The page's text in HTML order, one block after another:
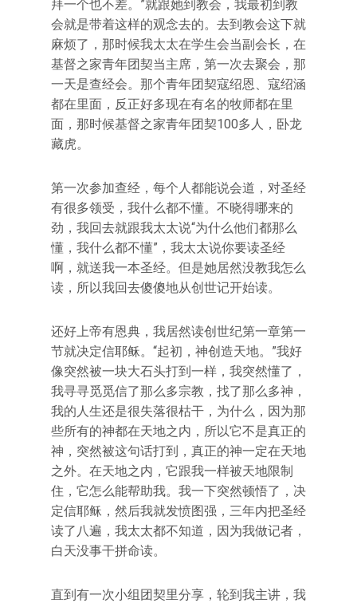
拜一个也不差。”就跟她到教会，我最初到教
会就是带着这样的观念去的。去到教会这下就
麻烦了，那时候我太太在学生会当副会长，在
基督之家青年团契当主席，第一次去聚会，那
一天是查经会。那个青年团契寇绍恩、寇绍涵
都在里面，反正好多现在有名的牧师都在里
面，那时候基督之家青年团契100多人，卧龙
藏虎。
第一次参加查经，每个人都能说会道，对圣经
有很多领受，我什么都不懂。不晓得哪来的
劲，我回去就跟我太太说“为什么他们都那么
懂，我什么都不懂”，我太太说你要读圣经
啊，就送我一本圣经。但是她居然没教我怎么
读，所以我回去傻傻地从创世记开始读。
还好上帝有恩典，我居然读创世纪第一章第一
节就决定信耶稣。“起初，神创造天地。”我好
像突然被一块大石头打到一样，我突然懂了，
我寻寻觅觅信了那么多宗教，找了那么多神，
我的人生还是很失落很枯干，为什么，因为那
些所有的神都在天地之内，所以它不是真正的
神，突然被这句话打到，真正的神一定在天地
之外。在天地之内，它跟我一样被天地限制
住，它怎么能帮助我。我一下突然顿悟了，决
定信耶稣，然后我就发愤图强，三年内把圣经
读了八遍，我太太都不知道，因为我做记者，
白天没事干拼命读。
直到有一次小组团契里分享，轮到我主讲，我